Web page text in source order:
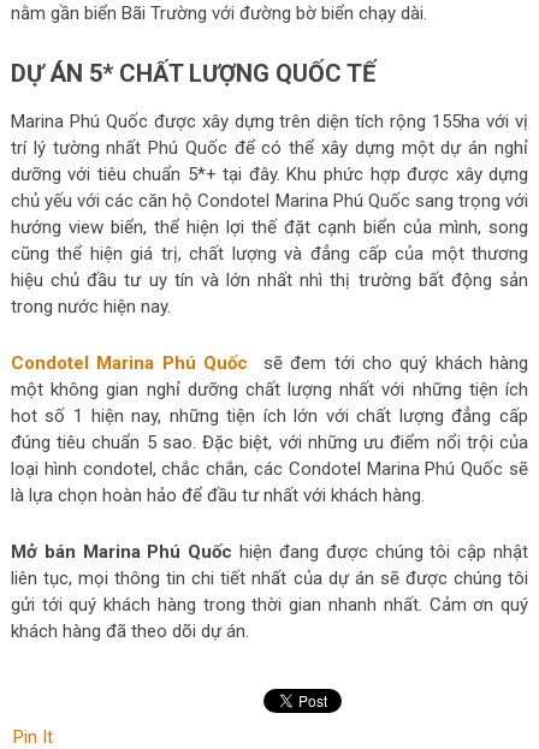
nằm gần biển Bãi Trường với đường bờ biển chạy dài.
DỰ ÁN 5* CHẤT LƯỢNG QUỐC TẾ
Marina Phú Quốc được xây dựng trên diện tích rộng 155ha với vị
trí lý tường nhất Phú Quốc để có thể xây dựng một dự án nghỉ
dưỡng với tiêu chuẩn 5*+ tại đây. Khu phức hợp được xây dựng
chủ yếu với các căn hộ Condotel Marina Phú Quốc sang trọng với
hướng view biển, thể hiện lợi thế đặt cạnh biển của mình, song
cũng thể hiện giá trị, chất lượng và đẳng cấp của một thương
hiệu chủ đầu tư uy tín và lớn nhất nhì thị trường bất động sản
trong nước hiện nay.
Condotel Marina Phú Quốc sẽ đem tới cho quý khách hàng
một không gian nghỉ dưỡng chất lượng nhất với những tiện ích
hot số 1 hiện nay, những tiện ích lớn với chất lượng đẳng cấp
đúng tiêu chuẩn 5 sao. Đặc biệt, với những ưu điểm nổi trội của
loại hình condotel, chắc chắn, các Condotel Marina Phú Quốc sẽ
là lựa chọn hoàn hảo để đầu tư nhất với khách hàng.
Mở bán Marina Phú Quốc hiện đang được chúng tôi cập nhật
liên tục, mọi thông tin chi tiết nhất của dự án sẽ được chúng tôi
gửi tới quý khách hàng trong thời gian nhanh nhất. Cảm ơn quý
khách hàng đã theo dõi dự án.
Pin It